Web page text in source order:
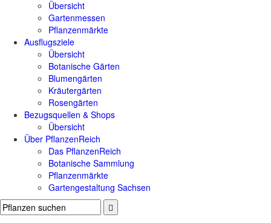
Übersicht
Gartenmessen
Pflanzenmärkte
Ausflugsziele
Übersicht
Botanische Gärten
Blumengärten
Kräutergärten
Rosengärten
Bezugsquellen & Shops
Übersicht
Über PflanzenReich
Das PflanzenReich
Botanische Sammlung
Pflanzenmärkte
Gartengestaltung Sachsen